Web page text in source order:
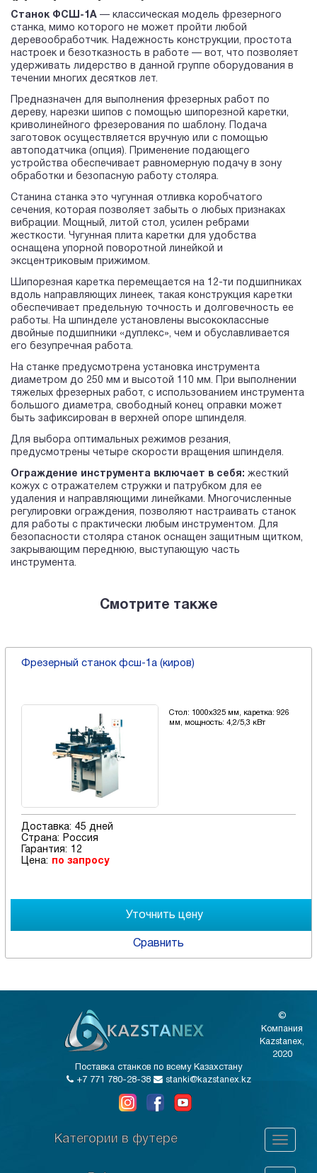
Станок ФСШ-1А — классическая модель фрезерного
станка, мимо которого не может пройти любой
деревообработчик. Надежность конструкции, простота
настроек и безотказность в работе — вот, что позволяет
удерживать лидерство в данной группе оборудования в
течении многих десятков лет.
Предназначен для выполнения фрезерных работ по
дереву, нарезки шипов с помощью шипорезной каретки,
криволинейного фрезерования по шаблону. Подача
заготовок осуществляется вручную или с помощью
автоподатчика (опция). Применение подающего
устройства обеспечивает равномерную подачу в зону
обработки и безопасную работу столяра.
Станина станка это чугунная отливка коробчатого
сечения, которая позволяет забыть о любых признаках
вибрации. Мощный, литой стол, усилен ребрами
жесткости. Чугунная плита каретки для удобства
оснащена упорной поворотной линейкой и
эксцентриковым прижимом.
Шипорезная каретка перемещается на 12-ти подшипниках
вдоль направляющих линеек, такая конструкция каретки
обеспечивает предельную точность и долговечность ее
работы. На шпинделе установлены высококлассные
двойные подшипники «дуплекс», чем и обуславливается
его безупречная работа.
На станке предусмотрена установка инструмента
диаметром до 250 мм и высотой 110 мм. При выполнении
тяжелых фрезерных работ, с использованием инструмента
большого диаметра, свободный конец оправки может
быть зафиксирован в верхней опоре шпинделя.
Для выбора оптимальных режимов резания,
предусмотрены четыре скорости вращения шпинделя.
Ограждение инструмента включает в себя: жесткий
кожух с отражателем стружки и патрубком для ее
удаления и направляющими линейками. Многочисленные
регулировки ограждения, позволяют настраивать станок
для работы с практически любым инструментом. Для
безопасности столяра станок оснащен защитным щитком,
закрывающим переднюю, выступающую часть
инструмента.
Смотрите также
Фрезерный станок фсш-1а (киров)
Стол: 1000х325 мм, каретка: 926
мм, мощность: 4,2/5,3 кВт
Доставка: 45 дней
Страна:
Россия
Гарантия:
12
Цена:
по запросу
Сравнить
©
Компания
Kazstanex,
2020
Поставка станков по всему Казахстану
+7 771 780-28-38
stanki@kazstanex.kz
Категории в футере